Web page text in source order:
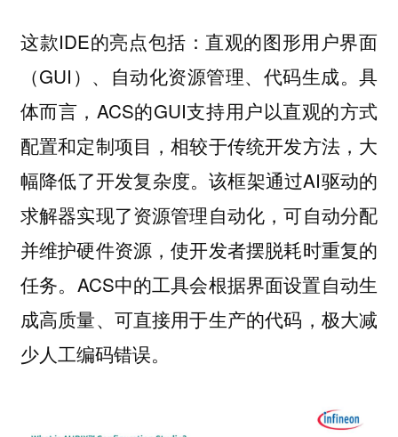
这款IDE的亮点包括：直观的图形用户界面
（GUI）、自动化资源管理、代码生成。具
体而言，ACS的GUI支持用户以直观的方式
配置和定制项目，相较于传统开发方法，大
幅降低了开发复杂度。该框架通过AI驱动的
求解器实现了资源管理自动化，可自动分配
并维护硬件资源，使开发者摆脱耗时重复的
任务。ACS中的工具会根据界面设置自动生
成高质量、可直接用于生产的代码，极大减
少人工编码错误。